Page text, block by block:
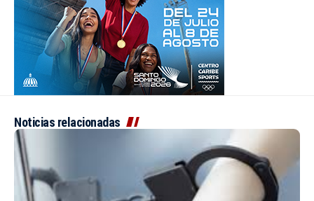
Noticias relacionadas